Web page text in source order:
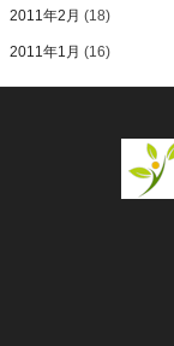
2011年2月 (18)
2011年1月 (16)